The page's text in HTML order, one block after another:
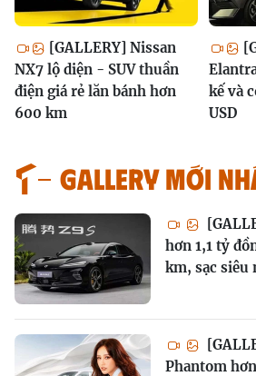
[GALLERY] Nissan
NX7 lộ diện - SUV thuần
điện giá rẻ lăn bánh hơn
600 km
kế và
USD
GALLERY MỚI
hơn 1,1 tỷ
km, sạc siêu
Phantom